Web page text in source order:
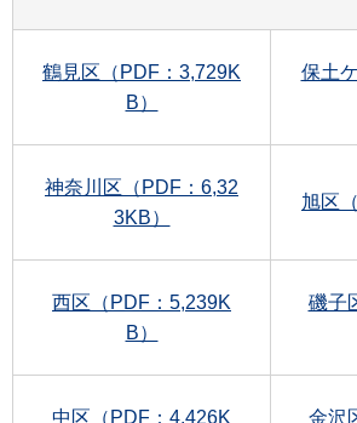
鶴見区（PDF：3,729K
B）
保土
神奈川区（PDF：6,32
3KB）
旭区
西区（PDF：5,239K
B）
磯子
中区（PDF：4,426K
金沢